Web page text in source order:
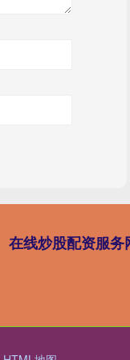
在线炒股配资服务